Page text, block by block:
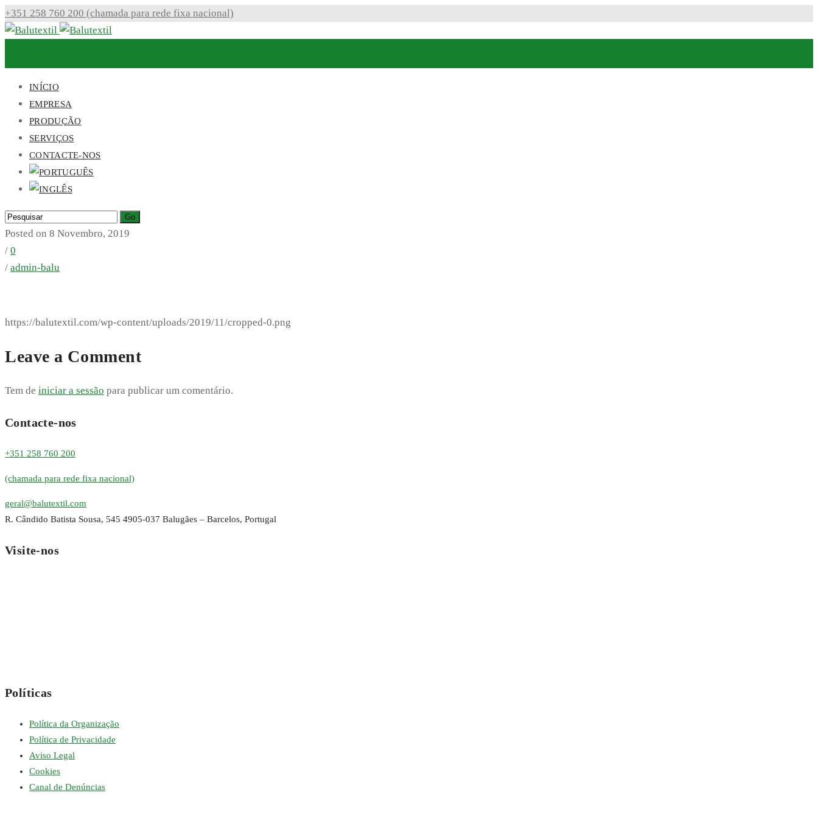
+351 258 760 200 (chamada para rede fixa nacional)
INÍCIO
EMPRESA
PRODUÇÃO
SERVIÇOS
CONTACTE-NOS
Posted on 8 Novembro, 2019
/ 0
/ admin-balu
https://balutextil.com/wp-content/uploads/2019/11/cropped-0.png
Leave a Comment
Tem de iniciar a sessão para publicar um comentário.
Contacte-nos
+351 258 760 200
(chamada para rede fixa nacional)
geral@balutextil.com
R. Cândido Batista Sousa, 545 4905-037 Balugães – Barcelos, Portugal
Visite-nos
Políticas
Política da Organização
Política de Privacidade
Aviso Legal
Cookies
Canal de Denúncias